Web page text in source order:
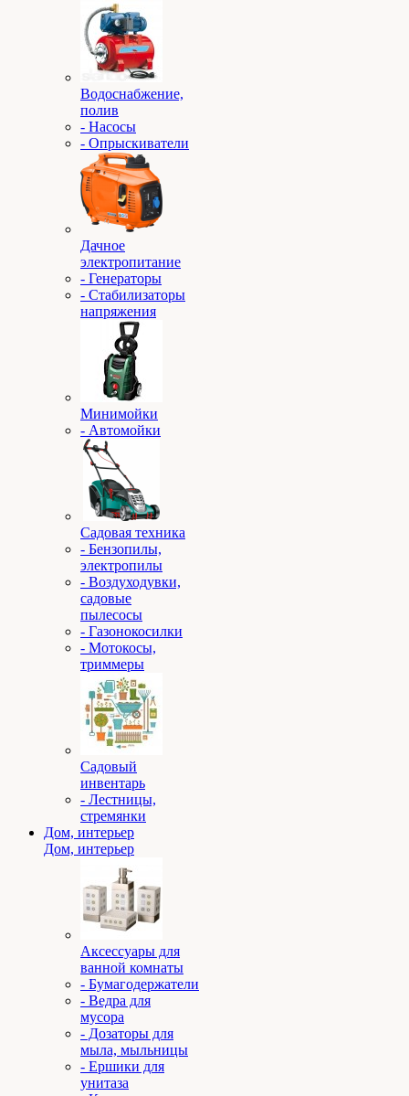
Водоснабжение,
полив
- Насосы
- Опрыскиватели
Дачное
электропитание
- Генераторы
- Стабилизаторы
напряжения
Минимойки
- Автомойки
Садовая техника
- Бензопилы,
электропилы
- Воздуходувки,
садовые
пылесосы
- Газонокосилки
- Мотокосы,
триммеры
Садовый
инвентарь
- Лестницы,
стремянки
Дом, интерьер
Дом, интерьер
Аксессуары для
ванной комнаты
- Бумагодержатели
- Ведра для
мусора
- Дозаторы для
мыла, мыльницы
- Ершики для
унитаза